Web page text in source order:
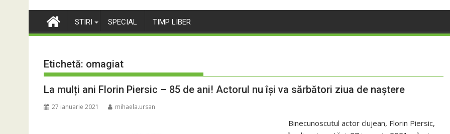
STIRI SPECIAL TIMP LIBER
Etichetă: omagiat
La mulți ani Florin Piersic – 85 de ani! Actorul nu își va sărbători ziua de naștere
27 ianuarie 2021 mihaela.ursan
Binecunoscutul actor clujean, Florin Piersic,